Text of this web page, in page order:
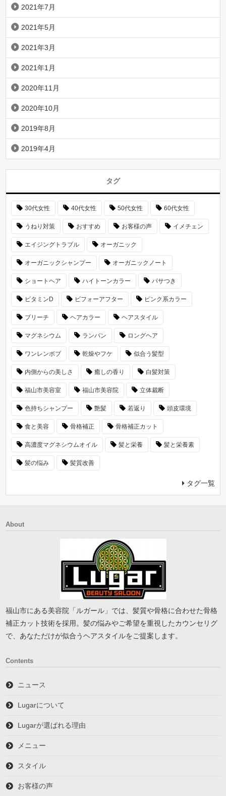
2021年7月
2021年5月
2021年3月
2021年1月
2020年11月
2020年10月
2019年8月
2019年4月
タグ
30代女性 40代女性 50代女性 60代女性
うねり対策 おすすめ お客様の声 イメチェン
エイジングトラブル オーガニック
オーガニックシャンプー オーガニックノート
ショートヘア ハイトーンカラー パサつき
ビタミンD ビフォーアフター ピンク系カラー
ブリーチ ヘアカラー ヘアスタイル
マグネシウム ランバン ロングヘア
ワンレンボブ 乾燥やフケ 似合う髪型
内側からの美しさ 癒しの香り 白髪対策
福山市美容室 福山市美容院 立体裁断
色持ちシャンプー 艶髪 若返り 頭皮環境
食と美容 骨格補正 骨格補正カット
高濃度マグネシウムオイル 髪と栄養 髪と栄養素
髪の悩み 髪質改善
タグ一覧
About
福山市にある美容院「ルガール」では、髪質や骨格に合わせた骨格
補正カット技術を採用。髪の悩みやご希望を重視したカウンセリグ
で、あなただけが似合うヘアスタイルをご提案します。
Contents
ニュース
Lugarについて
Lugarが選ばれる理由
メニュー
スタイル
お客様の声